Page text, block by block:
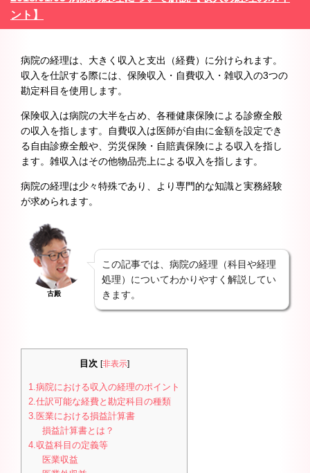
ント】
病院の経理は、大きく収入と支出（経費）に分けられます。
収入を仕訳する際には、保険収入・自費収入・雑収入の3つの
勘定科目を使用します。
保険収入は病院の大半を占め、各種健康保険による診療全般
の収入を指します。自費収入は医師が自由に金額を設定でき
る自由診療全般や、労災保険・自賠責保険による収入を指し
ます。雑収入はその他物品売上による収入を指します。
病院の経理は少々特殊であり、より専門的な知識と実務経験
が求められます。
古殿
この記事では、病院の経理（科目や経理
処理）についてわかりやすく解説してい
きます。
目次 [非表示]
1.病院における収入の経理のポイント
2.仕訳可能な経費と勘定科目の種類
3.医業における損益計算書
損益計算書とは？
4.収益科目の定義等
医業収益